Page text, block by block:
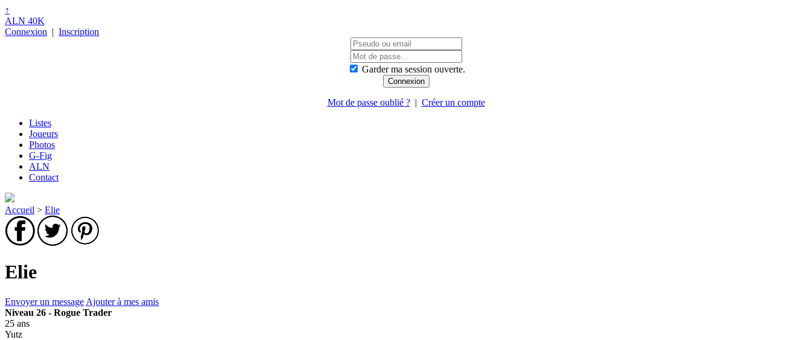
↑
ALN 40K
Connexion | Inscription
Garder ma session ouverte.
Mot de passe oublié ?| Créer un compte
Listes
Joueurs
Photos
G-Fig
ALN
Contact
Accueil > Elie
Elie
Envoyer un message Ajouter à mes amis
Niveau 26 - Rogue Trader
25 ans
Yutz